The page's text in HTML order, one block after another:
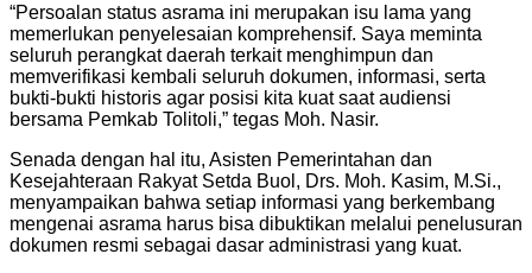
“Persoalan status asrama ini merupakan isu lama yang
memerlukan penyelesaian komprehensif. Saya meminta
seluruh perangkat daerah terkait menghimpun dan
memverifikasi kembali seluruh dokumen, informasi, serta
bukti-bukti historis agar posisi kita kuat saat audiensi
bersama Pemkab Tolitoli,” tegas Moh. Nasir.
Senada dengan hal itu, Asisten Pemerintahan dan
Kesejahteraan Rakyat Setda Buol, Drs. Moh. Kasim, M.Si.,
menyampaikan bahwa setiap informasi yang berkembang
mengenai asrama harus bisa dibuktikan melalui penelusuran
dokumen resmi sebagai dasar administrasi yang kuat.